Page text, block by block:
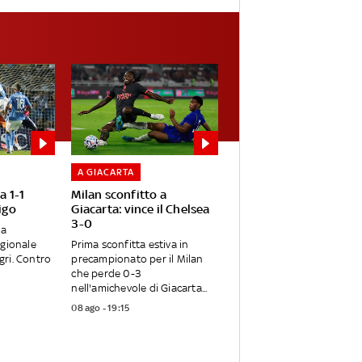
1-1
Contro
Milan sconfitto a
Giacarta: vince il Chelsea
3-0
A GIACARTA
Prima sconfitta estiva in
precampionato per il Milan
che perde 0-3
nell'amichevole di Giacarta...
08 ago - 19:15